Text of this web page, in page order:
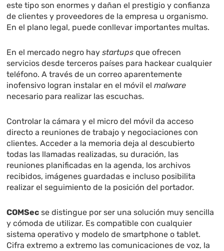
este tipo son enormes y dañan el prestigio y confianza
de clientes y proveedores de la empresa u organismo.
En el plano legal, puede conllevar importantes multas.
En el mercado negro haystartups que ofrecen
servicios desde terceros países para hackear cualquier
teléfono. A través de un correo aparentemente
inofensivo logran instalar en el móvil elmalware
necesario para realizar las escuchas.
Controlar la cámara y el micro del móvil da acceso
directo a reuniones de trabajo y negociaciones con
clientes. Acceder a la memoria deja al descubierto
todas las llamadas realizadas, su duración, las
reuniones planificadas en la agenda, los archivos
recibidos, imágenes guardadas e incluso posibilita
realizar el seguimiento de la posición del portador.
COMSec se distingue por ser una solución muy sencilla
y cómoda de utilizar. Es compatible con cualquier
sistema operativo y modelo de smartphone o tablet.
Cifra extremo a extremo las comunicaciones de voz, la